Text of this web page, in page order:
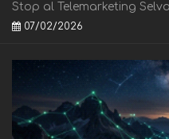
Stop al Telemarketing
07/02/2026